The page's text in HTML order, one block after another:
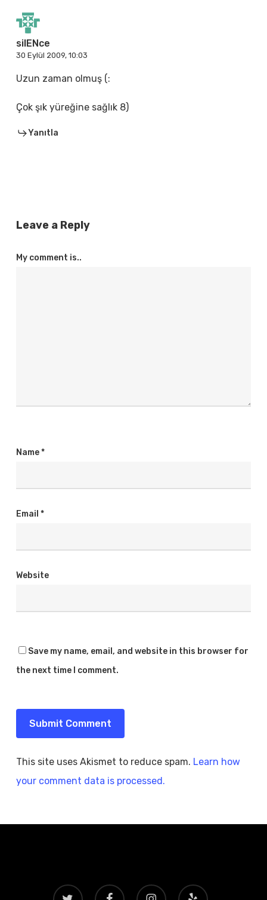
silENce
30 Eylül 2009, 10:03
Uzun zaman olmuş (:
Çok şık yüreğine sağlık 8)
Yanıtla
Leave a Reply
My comment is..
Name*
Email *
Website
Save my name, email, and website in this browser for
the next time I comment.
This site uses Akismet to reduce spam. Learn how
your comment data is processed.
twitter facebook instagram yelp